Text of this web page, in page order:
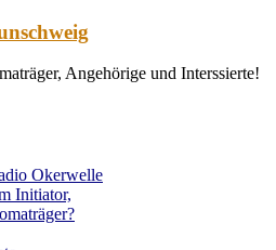
Angehörige und Interssierte!
Okerwelle
Initiator,